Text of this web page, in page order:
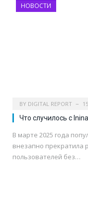
НОВОСТИ
BY DIGITAL REPORT
Что случилось с
В марте 2025 года
внезапно прекратила
пользователей без…